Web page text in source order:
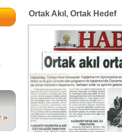
Ortak Akıl, Ortak Hedef